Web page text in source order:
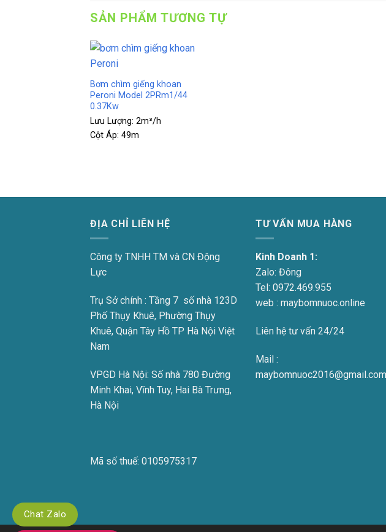
SẢN PHẨM TƯƠNG TỰ
Bơm chìm giếng khoan
Peroni Model 2PRm1/44
0.37Kw
Lưu Lượng: 2m³/h
Cột Áp: 49m
Chat Zalo
ĐỊA CHỈ LIÊN HỆ
Công ty TNHH TM và CN Động
Lực
Trụ Sở chính : Tầng 7 số nhà 123D
Phố Thụy Khuê, Phường Thụy
Khuê, Quận Tây Hồ TP Hà Nội Việt
Nam
VPGD Hà Nội: Số nhà 780 Đường
Minh Khai, Vĩnh Tuy, Hai Bà Trưng,
Hà Nội
Mã số thuế: 0105975317
TƯ VẤN MUA HÀNG
Kinh Doanh 1:
Zalo: Đông
Tel: 0972.469.955
web : maybomnuoc.online
Liên hệ tư vấn 24/24
Mail :
maybomnuoc2016@gmail.com